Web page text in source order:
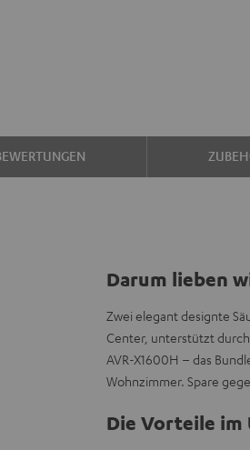
Darum lieben
Zwei elegant designte
Center, unterstützt
AVR-X1600H – das
Wohnzimmer. Spare
Die Vorteile im